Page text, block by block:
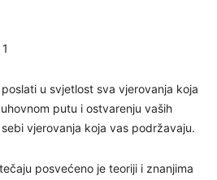
u svjetlost sva vjerovanja koja
putu i ostvarenju vaših
vjerovanja koja vas podržavaju.
posvećeno je teoriji i znanjima